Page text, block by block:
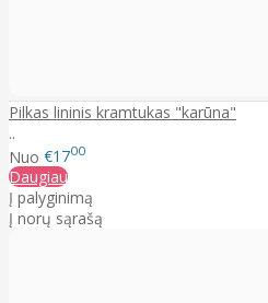
Pilkas lininis kramtukas "karūna"
..
Nuo €1700
Daugiau
Į palyginimą
Į norų sąrašą